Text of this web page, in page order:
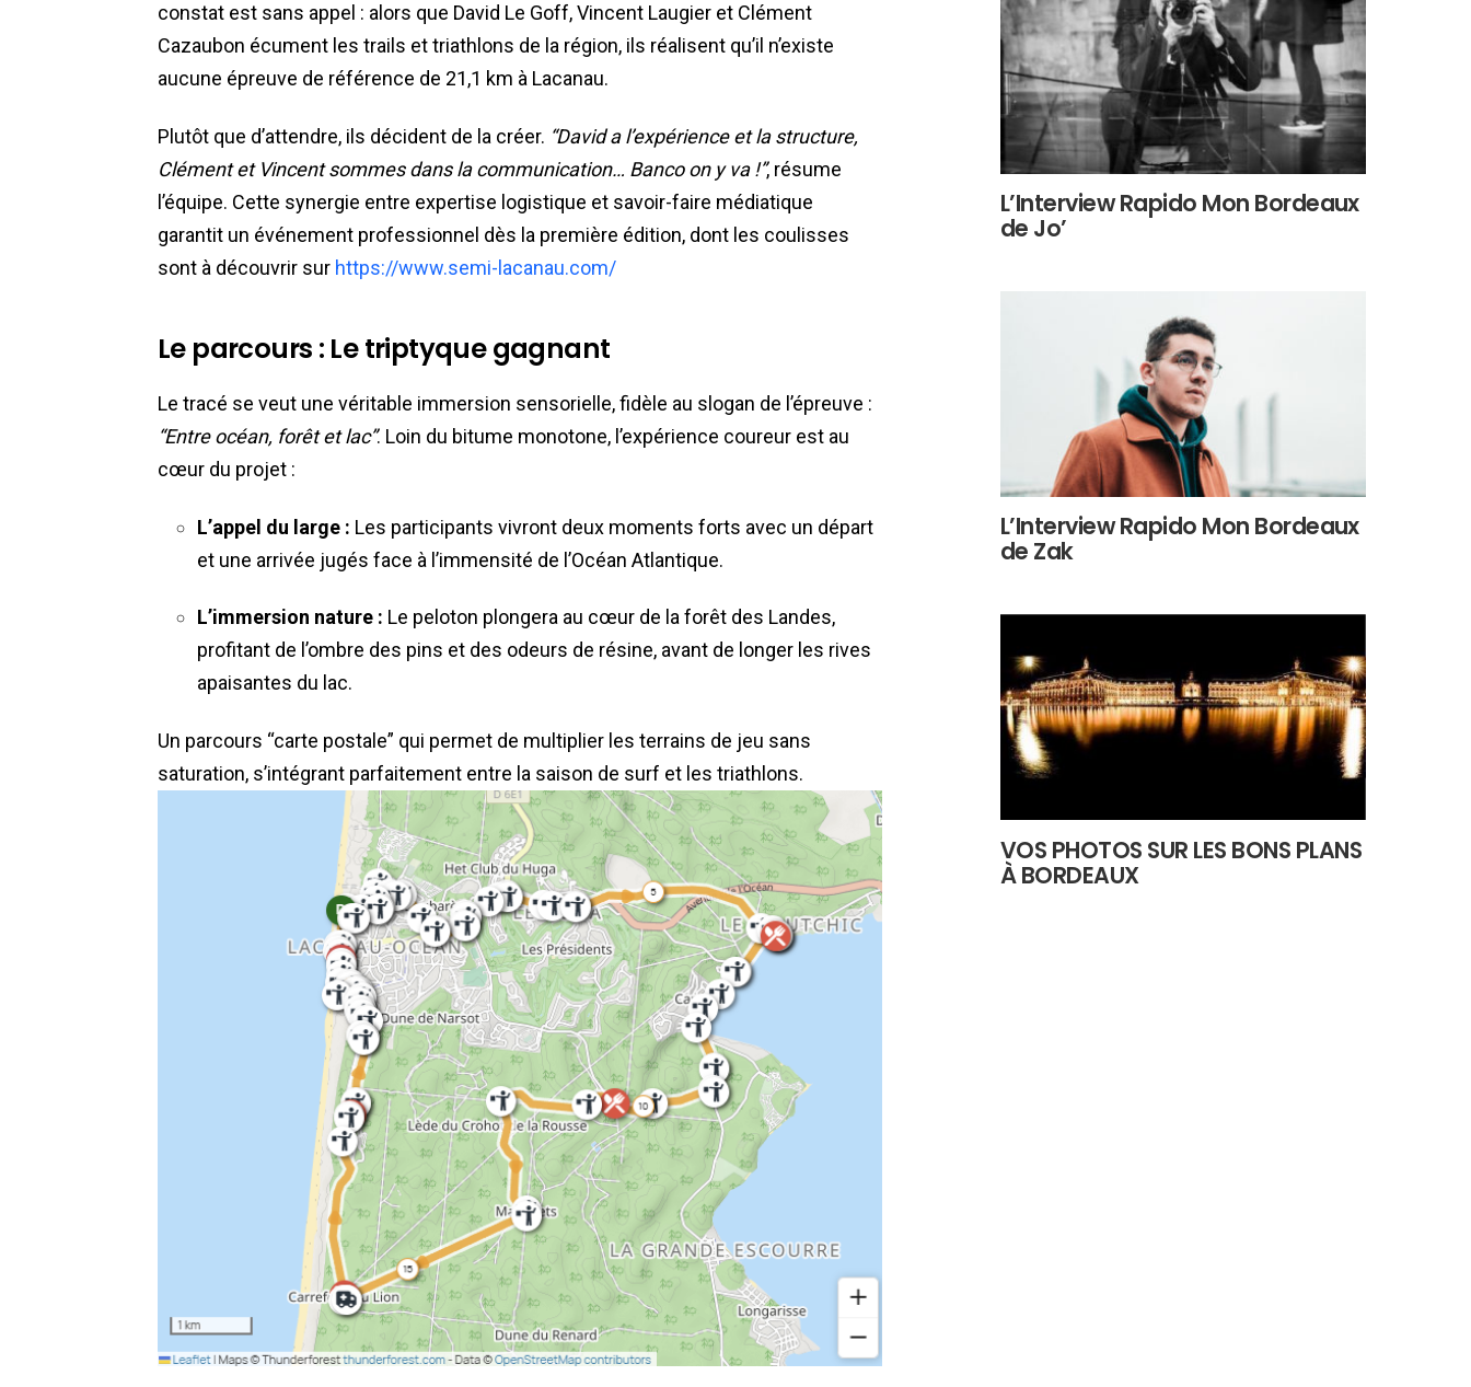
constat est sans appel : alors que David Le Goff, Vincent Laugier et Clément
Cazaubon écument les trails et triathlons de la région, ils réalisent qu’il n’existe
aucune épreuve de référence de 21,1 km à Lacanau.
Plutôt que d’attendre, ils décident de la créer. “David a l’expérience et la structure,
Clément et Vincent sommes dans la communication… Banco on y va !”, résume
l’équipe. Cette synergie entre expertise logistique et savoir-faire médiatique
garantit un événement professionnel dès la première édition, dont les coulisses
sont à découvrir sur https://www.semi-lacanau.com/
Le parcours : Le triptyque gagnant
Le tracé se veut une véritable immersion sensorielle, fidèle au slogan de l’épreuve :
“Entre océan, forêt et lac”. Loin du bitume monotone, l’expérience coureur est au
cœur du projet :
L’appel du large : Les participants vivront deux moments forts avec un départ
et une arrivée jugés face à l’immensité de l’Océan Atlantique.
L’immersion nature : Le peloton plongera au cœur de la forêt des Landes,
profitant de l’ombre des pins et des odeurs de résine, avant de longer les rives
apaisantes du lac.
Un parcours “carte postale” qui permet de multiplier les terrains de jeu sans
saturation, s’intégrant parfaitement entre la saison de surf et les triathlons.
L’Interview Rapido Mon Bordeaux
de Jo’
L’Interview Rapido Mon Bordeaux
de Zak
VOS PHOTOS SUR LES BONS PLANS
À BORDEAUX